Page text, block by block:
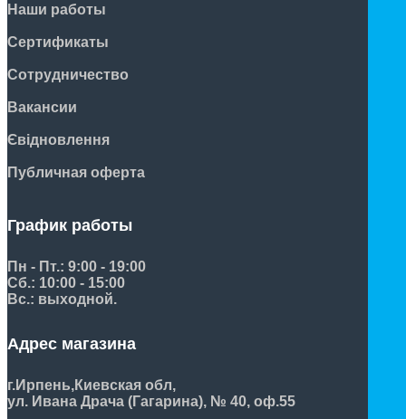
Наши работы
Сертификаты
Сотрудничество
Вакансии
Євідновлення
Публичная оферта
График работы
Пн - Пт.: 9:00 - 19:00
Сб.: 10:00 - 15:00
Вс.: выходной.
Адрес магазина
г.Ирпень,Киевская обл,
ул. Ивана Драча (Гагарина), № 40, оф.55